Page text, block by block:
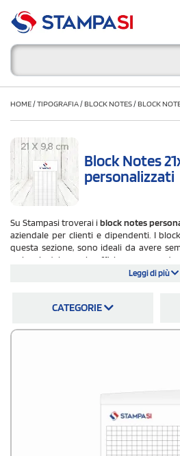
HOME/TIPOGRAFIA/BLOCK NOTES/BLOCK
Block Notes
personalizzati
Su Stampasi troverai iblock notes
aziendale per clienti e dipendenti. I
questa sezione, sono ideali da avere
scrivania del proprio ufficio o per
corsi. Sono articoli che possono essere
spiralati o incollati o anche block notes
riceverai la bozza grafica. Stampare
Leggi di più
CATEGORIE